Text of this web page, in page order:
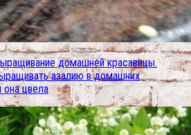
домашней красавицы.
азалию в домашних
она цвела